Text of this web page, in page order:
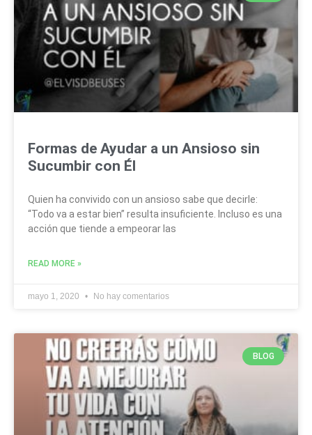
Formas de Ayudar a un Ansioso sin
Sucumbir con Él
Quien ha convivido con un ansioso sabe que decirle:
“Todo va a estar bien” resulta insuficiente. Incluso es una
acción que tiende a empeorar las
READ MORE »
mayo 1, 2020 No hay comentarios
BLOG